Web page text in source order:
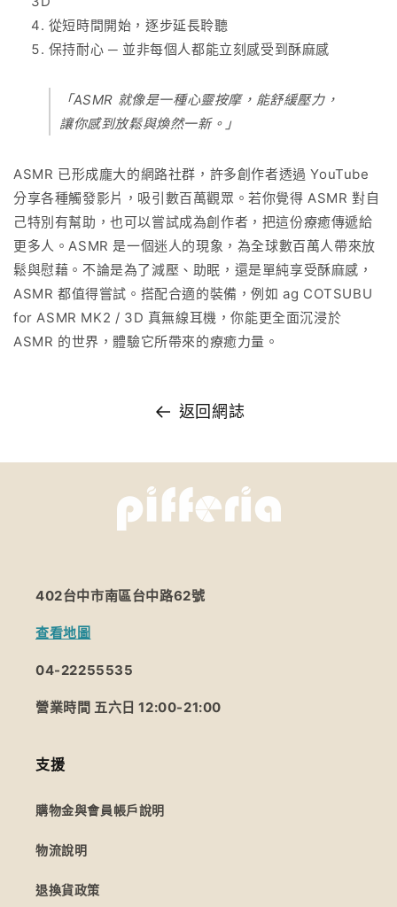
從短時間開始，逐步延長聆聽
保持耐心 ─ 並非每個人都能立刻感受到酥麻感
「ASMR 就像是一種心靈按摩，能舒緩壓力，
讓你感到放鬆與煥然一新。」
ASMR 已形成龐大的網路社群，許多創作者透過 YouTube
分享各種觸發影片，吸引數百萬觀眾。若你覺得 ASMR 對自
己特別有幫助，也可以嘗試成為創作者，把這份療癒傳遞給
更多人。ASMR 是一個迷人的現象，為全球數百萬人帶來放
鬆與慰藉。不論是為了減壓、助眠，還是單純享受酥麻感，
ASMR 都值得嘗試。搭配合適的裝備，例如ag COTSUBU
for ASMR MK2 / 3D 真無線耳機，你能更全面沉浸於
ASMR 的世界，體驗它所帶來的療癒力量。
返回網誌
402台中市南區台中路62號
查看地圖
04-22255535
營業時間 五六日 12:00-21:00
支援
購物金與會員帳戶說明
物流說明
退換貨政策